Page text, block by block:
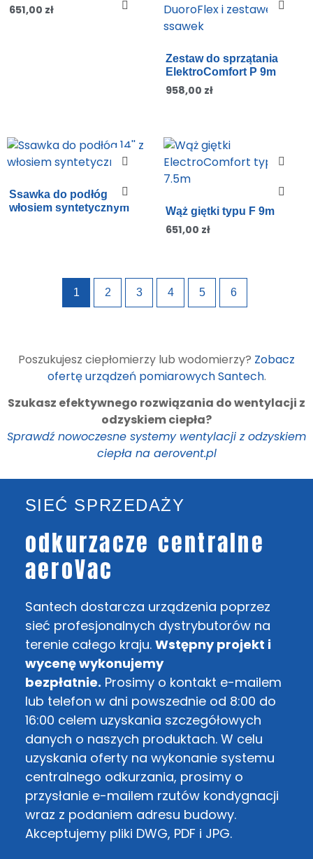
651,00 zł
Zestaw do sprzątania
ElektroComfort P 9m
958,00 zł
Ssawka do podłóg 14” z
włosiem syntetycznym
Wąż giętki typu F 9m
651,00 zł
1 2 3 4 5 6
Poszukujesz ciepłomierzy lub wodomierzy? Zobacz
ofertę urządzeń pomiarowych Santech.
Szukasz efektywnego rozwiązania do wentylacji z
odzyskiem ciepła?
Sprawdź nowoczesne systemy wentylacji z odzyskiem
ciepła na aerovent.pl
SIEĆ SPRZEDAŻY
odkurzacze centralne
aeroVac
Santech dostarcza urządzenia poprzez
sieć profesjonalnych dystrybutorów na
terenie całego kraju. Wstępny projekt i
wycenę wykonujemy
bezpłatnie. Prosimy o kontakt e-mailem
lub telefon w dni powszednie od 8:00 do
16:00 celem uzyskania szczegółowych
danych o naszych produktach. W celu
uzyskania oferty na wykonanie systemu
centralnego odkurzania, prosimy o
przysłanie e-mailem rzutów kondygnacji
wraz z podaniem adresu budowy.
Akceptujemy pliki DWG, PDF i JPG.